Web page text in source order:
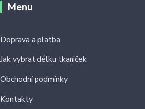
Menu
Doprava a platba
Jak vybrat délku tkaniček
Obchodní podmínky
Kontakty